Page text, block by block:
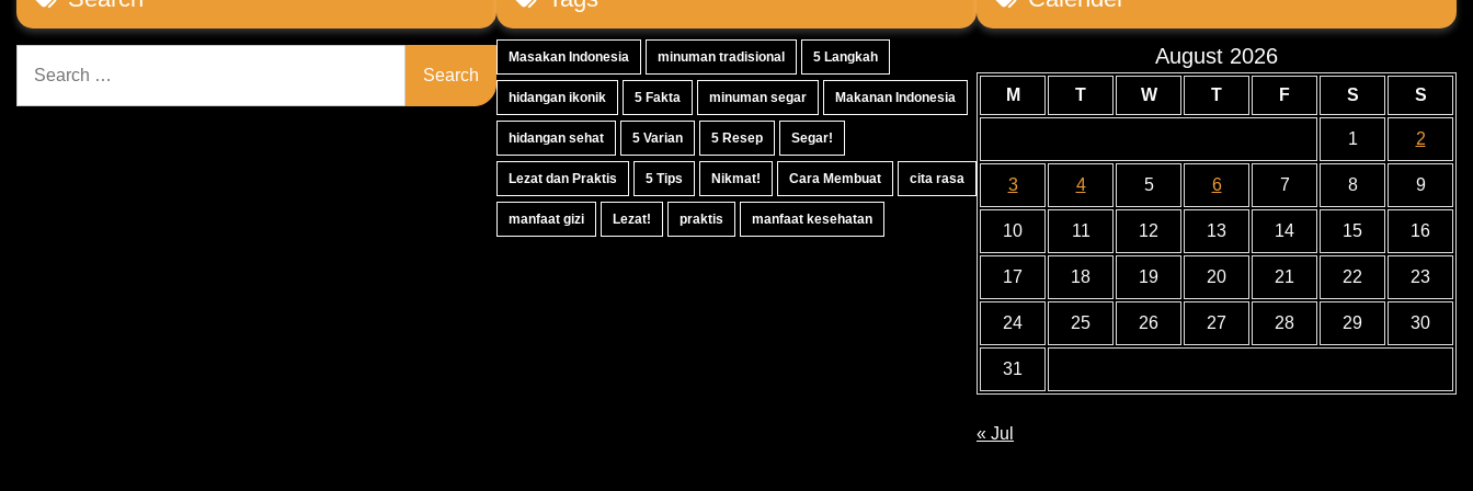
for:
Masakan Indonesia minuman tradisional 5 Langkah
hidangan ikonik 5 Fakta minuman segar Makanan Indonesia
hidangan sehat 5 Varian 5 Resep Segar!
Lezat dan Praktis 5 Tips Nikmat! Cara Membuat cita rasa
manfaat gizi Lezat! praktis manfaat kesehatan
August 2026
M T W T F S S
1 2
3 4 5 6 7 8 9
10 11 12 13 14 15 16
17 18 19 20 21 22 23
24 25 26 27 28 29 30
31
« Jul